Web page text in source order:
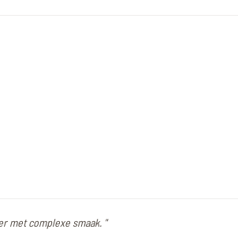
met complexe smaak. "